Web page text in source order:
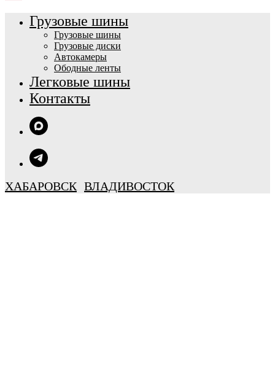
Грузовые шины
Грузовые шины
Грузовые диски
Автокамеры
Ободные ленты
Легковые шины
Контакты
ХАБАРОВСК ВЛАДИВОСТОК